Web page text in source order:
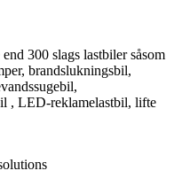
300 slags lastbiler såsom
brandslukningsbil,
, LED-reklamelastbil, lifte